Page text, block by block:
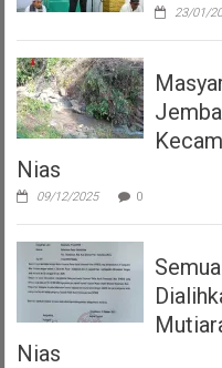
23/01/
Nias
09/12/2025 0
Nias